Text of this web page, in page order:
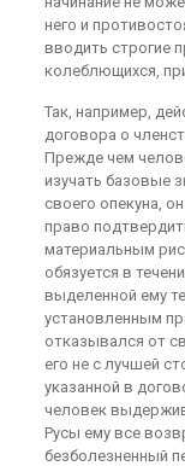
него и
вводить строгие
колеблющихся,
Так, например,
договора о
Прежде чем
изучать базовые
своего опекуна,
право
материальным
обязуется в
выделенной ему
установленным
отказывался от
его не с лучшей
указанной в
человек
Русы ему все
безболезненный